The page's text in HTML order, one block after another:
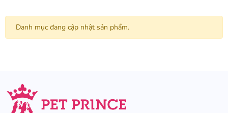
Danh mục đang cập nhật sản phẩm.